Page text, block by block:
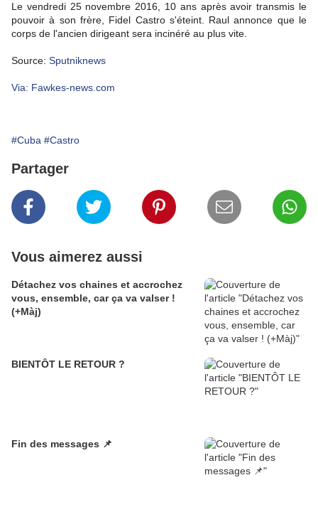
Le vendredi 25 novembre 2016, 10 ans après avoir transmis le
pouvoir à son frère, Fidel Castro s'éteint. Raul annonce que le
corps de l'ancien dirigeant sera incinéré au plus vite.
Source: Sputniknews
Via: Fawkes-news.com
#Cuba #Castro
Partager
Vous aimerez aussi
Détachez vos chaines et accrochez
vous, ensemble, car ça va valser !
(+Màj)
BIENTÔT LE RETOUR ?
Fin des messages 📌